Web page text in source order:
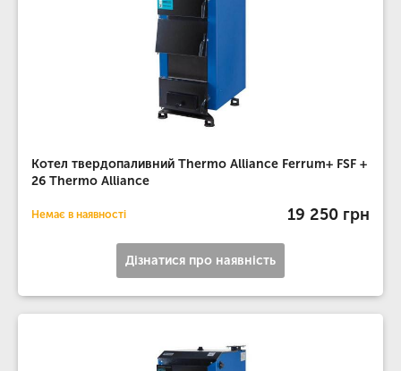
Котел твердопаливний Thermo Alliance Ferrum+ FSF +
26 Thermo Alliance
Немає в наявності 19 250 грн
Дізнатися про наявність